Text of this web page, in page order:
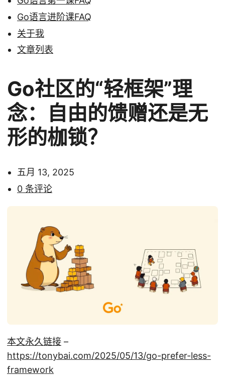
Go语言进阶课FAQ
关于我
文章列表
Go社区的“轻框架”理
念：自由的馈赠还是无
形的枷锁？
五月 13, 2025
0 条评论
本文永久链接 –
https://tonybai.com/2025/05/13/go-prefer-less-
framework